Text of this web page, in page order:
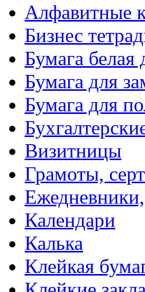
Алфавитные
Бизнес
Бумага
Бумага для
Бумага для
Визитницы
Грамоты,
Календари
Калька
Клейкая